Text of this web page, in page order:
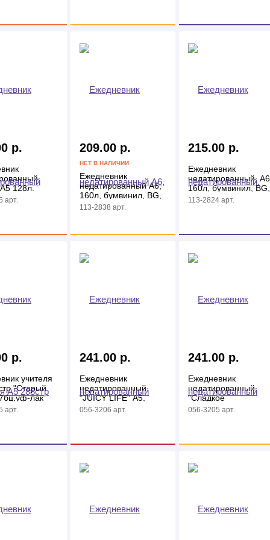
р.
128л.
арт.
209.00 р.
НЕТ В НАЛИЧИИ
Ежедневник
недатированный A6,
160л, бумвинил, BG,
зеленый
113-2838 арт.
215.00 р.
Ежедневник
недатированный,
160л, бумвинил, BG,
синий
113-2824 арт.
р.
учителя
"Старый
лак
арт.
241.00 р.
Ежедневник
недатированный
"JUICY LIFE" А5,
256стр, линия
056-3206 арт.
241.00 р.
Ежедневник
недатированный
"Сладкое
настроение" А5,
056-3205 арт.